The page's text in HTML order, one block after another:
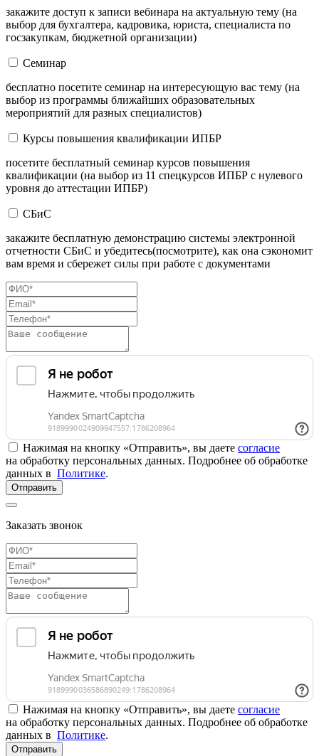
закажите доступ к записи вебинара на актуальную тему (на
выбор для бухгалтера, кадровика, юриста, специалиста по
госзакупкам, бюджетной организации)
Семинар
бесплатно посетите семинар на интересующую вас тему (на
выбор из программы ближайших образовательных
мероприятий для разных специалистов)
Курсы повышения квалификации ИПБР
посетите бесплатный семинар курсов повышения
квалификации (на выбор из 11 спецкурсов ИПБР с нулевого
уровня до аттестации ИПБР)
СБиС
закажите бесплатную демонстрацию системы электронной
отчетности СБиС и убедитесь(посмотрите), как она сэкономит
вам время и сбережет силы при работе с документами
Нажимая на кнопку «Отправить», вы даете согласие
на обработку персональных данных. Подробнее об обработке
данных в Политике.
Отправить
Заказать звонок
Нажимая на кнопку «Отправить», вы даете согласие
на обработку персональных данных. Подробнее об обработке
данных в Политике.
Отправить